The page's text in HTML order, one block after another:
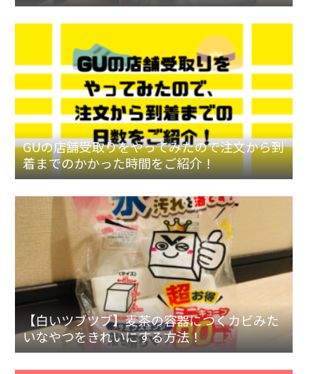
GUの店舗受取りをやってみたので注文から到
着までのかかった時間をご紹介！
【白いツブツブ】麦茶の容器につくカビみた
いなやつをきれいにする方法！